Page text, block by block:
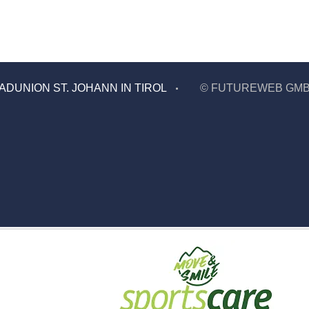
ST. JOHANN IN TIROL © FUTUREWEB